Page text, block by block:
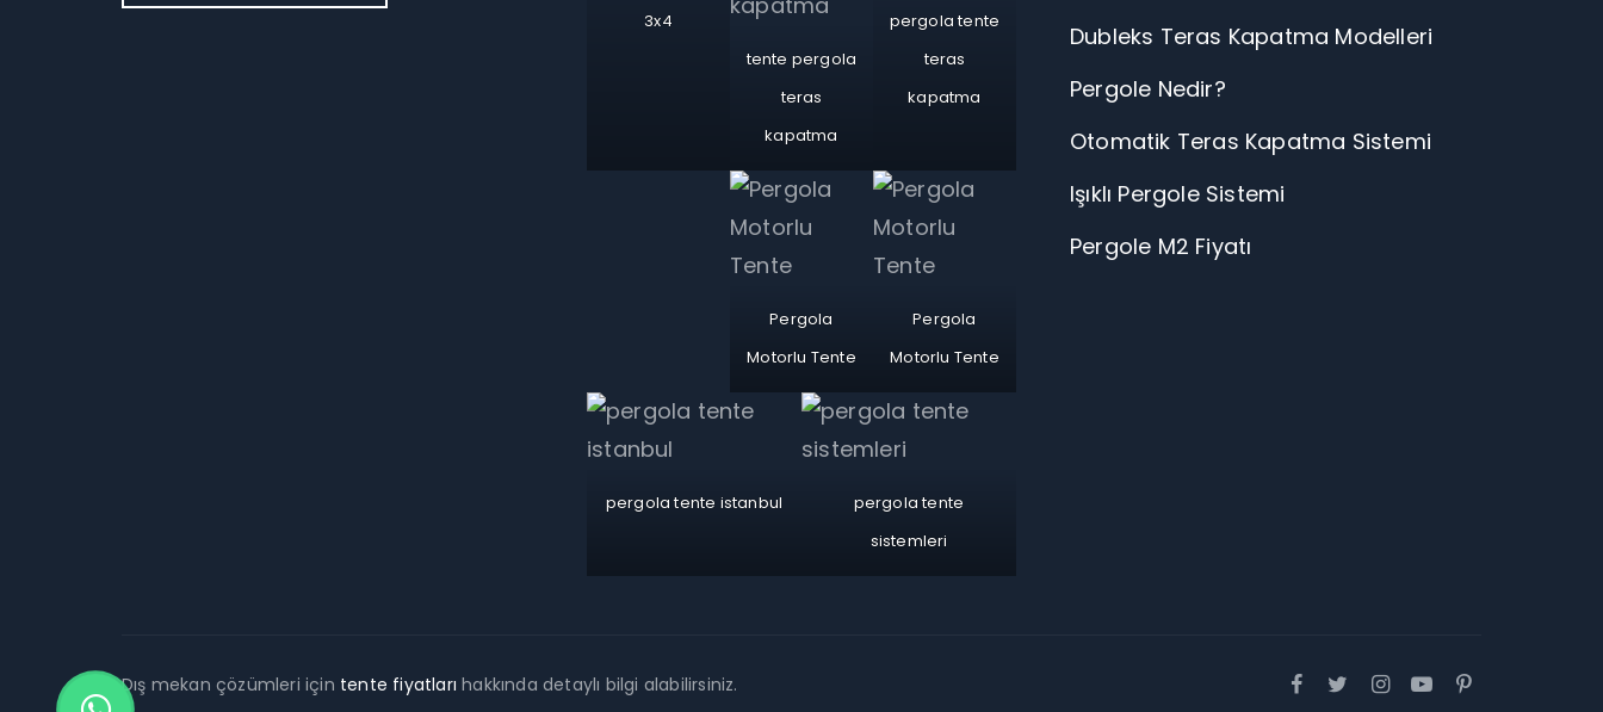
3x4
tente pergola
teras
kapatma
pergola tente
teras
kapatma
Pergola
Motorlu Tente
Pergola
Motorlu Tente
pergola tente istanbul
pergola tente
sistemleri
Dubleks Teras Kapatma Modelleri
Pergole Nedir?
Otomatik Teras Kapatma Sistemi
Işıklı Pergole Sistemi
Pergole M2 Fiyatı
Dış mekan çözümleri için tente fiyatlarıhakkında detaylı bilgi alabilirsiniz.